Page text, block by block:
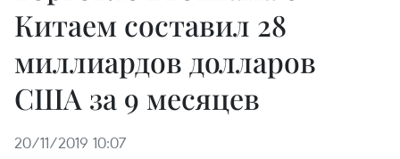
Китаем составил 28
миллиардов долларов
США за 9 месяцев
20/11/2019 10:07